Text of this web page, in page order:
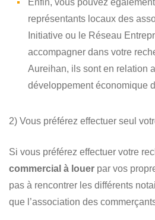
Enfin, vous pouvez
représentants locaux des
Initiative ou le Réseau
accompagner dans votre
Aureihan, ils sont en relation
développement économique
2) Vous préférez effectuer seul
Si vous préférez effectuer votre
commercial à louer par vos
pas à rencontrer les différents
que l’association des